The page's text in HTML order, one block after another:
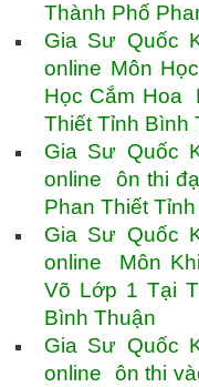
Thành Phố
Gia Sư Quốc
online Môn
Học Cắm Hoa
Thiết Tỉnh Bình
Gia Sư Quốc
online ôn thi
Phan Thiết
Gia Sư Quốc
online Môn
Võ Lớp 1 Tại
Bình Thuận
Gia Sư Quốc
online ôn thi